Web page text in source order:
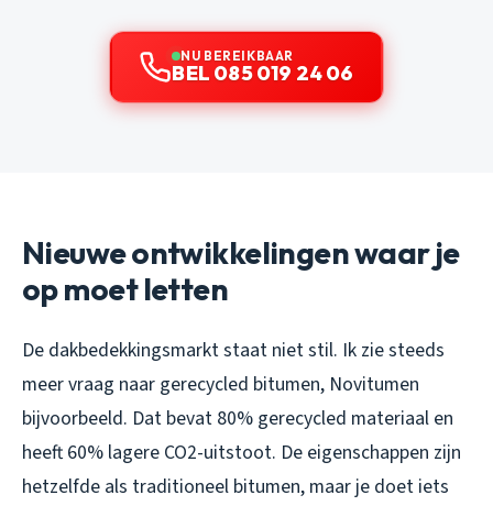
NU BEREIKBAAR
BEL 085 019 24 06
Nieuwe ontwikkelingen waar je
op moet letten
De dakbedekkingsmarkt staat niet stil. Ik zie steeds
meer vraag naar gerecycled bitumen, Novitumen
bijvoorbeeld. Dat bevat 80% gerecycled materiaal en
heeft 60% lagere CO2-uitstoot. De eigenschappen zijn
hetzelfde als traditioneel bitumen, maar je doet iets